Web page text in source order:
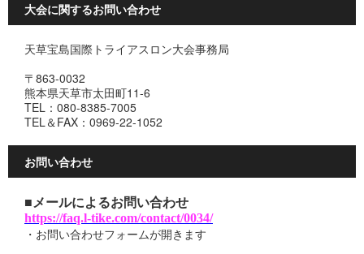
大会に関するお問い合わせ
天草宝島国際トライアスロン大会事務局
〒863-0032
熊本県天草市太田町11-6
TEL：080-8385-7005
TEL＆FAX：0969-22-1052
お問い合わせ
■メールによるお問い合わせ
https://faq.l-tike.com/contact/0034/
・お問い合わせフォームが開きます